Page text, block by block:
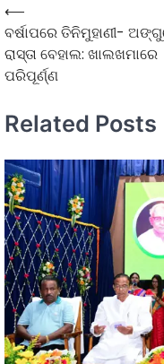
⟵
ବର୍ଷାପରେ ତିନିମୁହାଣୀ-
ରାସ୍ତା ବେହାଲ: ଖାଲଖମାରେ
ପରିପୂର୍ଣ୍ଣ
Related Posts